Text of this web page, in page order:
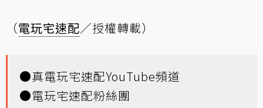
（電玩宅速配／授權轉載）
●真電玩宅速配YouTube頻道
●電玩宅速配粉絲團